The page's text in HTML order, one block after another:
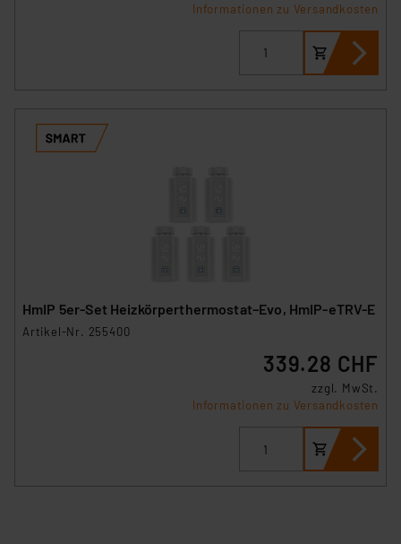
Informationen zu Versandkosten
HmIP 5er-Set Heizkörperthermostat–Evo, HmIP-eTRV-E
Artikel-Nr. 255400
339.28 CHF
zzgl. MwSt.
Informationen zu Versandkosten